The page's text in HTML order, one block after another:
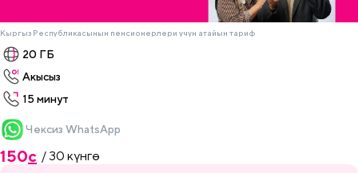
Кыргыз Республикасынын пенсионерлери үчүн атайын тариф
20 ГБ
Акысыз
15 минут
Чексиз WhatsApp
150c / 30 күнгө